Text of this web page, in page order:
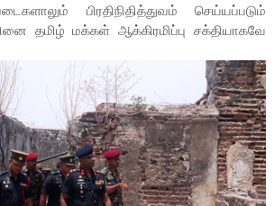
பிரதிநிதித்துவம் செய்யப்படும்
தமிழ் மக்கள் ஆக்கிரமிப்பு சக்தியாகவே